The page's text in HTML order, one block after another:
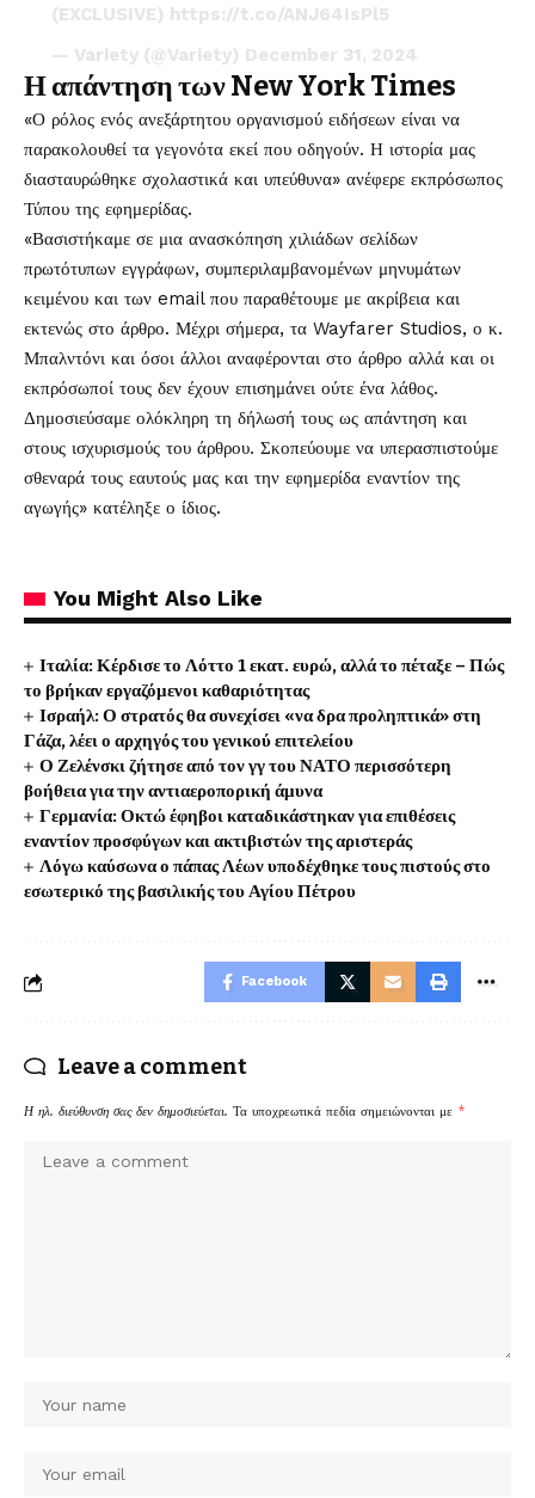
(EXCLUSIVE) https://t.co/ANJ64IsPl5
— Variety (@Variety) December 31, 2024
Η απάντηση των New York Times
«Ο ρόλος ενός ανεξάρτητου οργανισμού ειδήσεων είναι να
παρακολουθεί τα γεγονότα εκεί που οδηγούν. Η ιστορία μας
διασταυρώθηκε σχολαστικά και υπεύθυνα» ανέφερε εκπρόσωπος
Τύπου της εφημερίδας.
«Βασιστήκαμε σε μια ανασκόπηση χιλιάδων σελίδων
πρωτότυπων εγγράφων, συμπεριλαμβανομένων μηνυμάτων
κειμένου και των email που παραθέτουμε με ακρίβεια και
εκτενώς στο άρθρο. Μέχρι σήμερα, τα Wayfarer Studios, ο κ.
Μπαλντόνι και όσοι άλλοι αναφέρονται στο άρθρο αλλά και οι
εκπρόσωποί τους δεν έχουν επισημάνει ούτε ένα λάθος.
Δημοσιεύσαμε ολόκληρη τη δήλωσή τους ως απάντηση και
στους ισχυρισμούς του άρθρου. Σκοπεύουμε να υπερασπιστούμε
σθεναρά τους εαυτούς μας και την εφημερίδα εναντίον της
αγωγής» κατέληξε ο ίδιος.
You Might Also Like
Ιταλία: Κέρδισε το Λόττο 1 εκατ. ευρώ, αλλά το πέταξε – Πώς
το βρήκαν εργαζόμενοι καθαριότητας
Ισραήλ: Ο στρατός θα συνεχίσει «να δρα προληπτικά» στη
Γάζα, λέει ο αρχηγός του γενικού επιτελείου
Ο Ζελένσκι ζήτησε από τον γγ του ΝΑΤΟ περισσότερη
βοήθεια για την αντιαεροπορική άμυνα
Γερμανία: Οκτώ έφηβοι καταδικάστηκαν για επιθέσεις
εναντίον προσφύγων και ακτιβιστών της αριστεράς
Λόγω καύσωνα ο πάπας Λέων υποδέχθηκε τους πιστούς στο
εσωτερικό της βασιλικής του Αγίου Πέτρου
Facebook
Leave a comment
Η ηλ. διεύθυνση σας δεν δημοσιεύεται. Τα υποχρεωτικά πεδία σημειώνονται με *